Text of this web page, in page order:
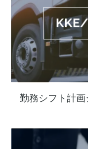
勤務シフト計